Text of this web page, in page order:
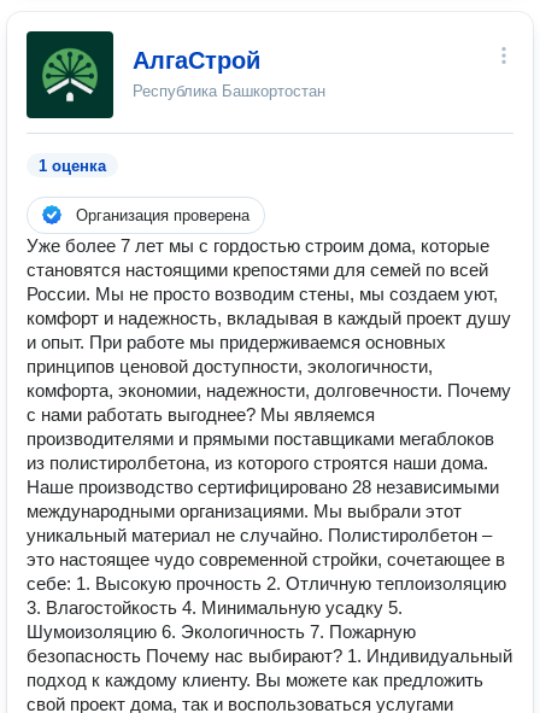
АлгаСтрой
Республика Башкортостан
1 оценка
Организация проверена
Уже более 7 лет мы с гордостью строим дома, которые
становятся настоящими крепостями для семей по всей
России. Мы не просто возводим стены, мы создаем уют,
комфорт и надежность, вкладывая в каждый проект душу
и опыт. При работе мы придерживаемся основных
принципов ценовой доступности, экологичности,
комфорта, экономии, надежности, долговечности. Почему
с нами работать выгоднее? Мы являемся
производителями и прямыми поставщиками мегаблоков
из полистиролбетона, из которого строятся наши дома.
Наше производство сертифицировано 28 независимыми
международными организациями. Мы выбрали этот
уникальный материал не случайно. Полистиролбетон –
это настоящее чудо современной стройки, сочетающее в
себе: 1. Высокую прочность 2. Отличную теплоизоляцию
3. Влагостойкость 4. Минимальную усадку 5.
Шумоизоляцию 6. Экологичность 7. Пожарную
безопасность Почему нас выбирают? 1. Индивидуальный
подход к каждому клиенту. Вы можете как предложить
свой проект дома, так и воспользоваться услугами